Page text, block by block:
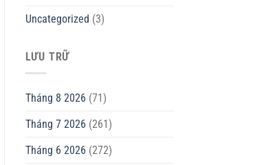
Uncategorized (3)
LƯU TRỮ
Tháng 8 2026 (71)
Tháng 7 2026 (261)
Tháng 6 2026 (272)